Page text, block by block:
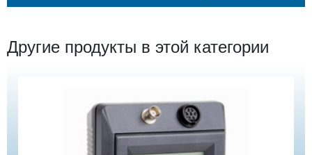
Другие продукты в этой категории